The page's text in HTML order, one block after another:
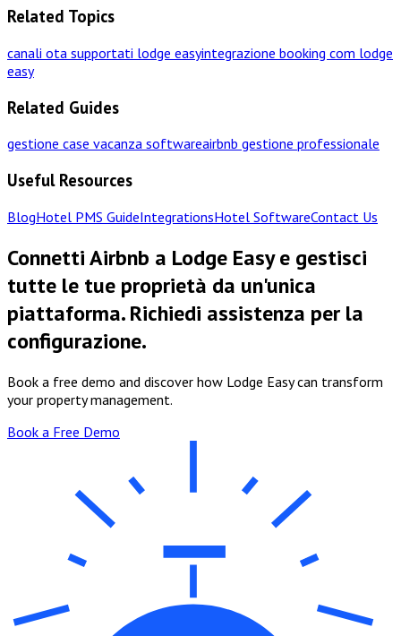
Related Topics
canali ota supportati lodge easyintegrazione booking com lodge
easy
Related Guides
gestione case vacanza softwareairbnb gestione professionale
Useful Resources
BlogHotel PMS GuideIntegrationsHotel SoftwareContact Us
Connetti Airbnb a Lodge Easy e gestisci
tutte le tue proprietà da un'unica
piattaforma. Richiedi assistenza per la
configurazione.
Book a free demo and discover how Lodge Easy can transform
your property management.
Book a Free Demo